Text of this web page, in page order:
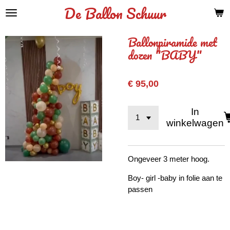
Ga
hoofdinhoud
De Ballon Schuur
Ballonpiramide met
dozen "BABY"
€ 95,00
In
winkelwagen
Ongeveer 3 meter hoog.
Boy- girl -baby in folie aan te
passen